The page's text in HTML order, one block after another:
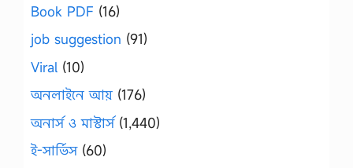
Book PDF (16)
job suggestion (91)
Viral (10)
অনলাইনে আয় (176)
অনার্স ও মাস্টার্স(1,440)
ই-সার্ভিস(60)